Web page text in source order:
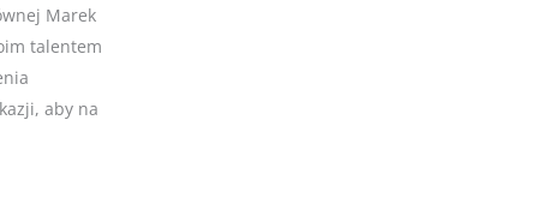
Marek
talentem
aby na